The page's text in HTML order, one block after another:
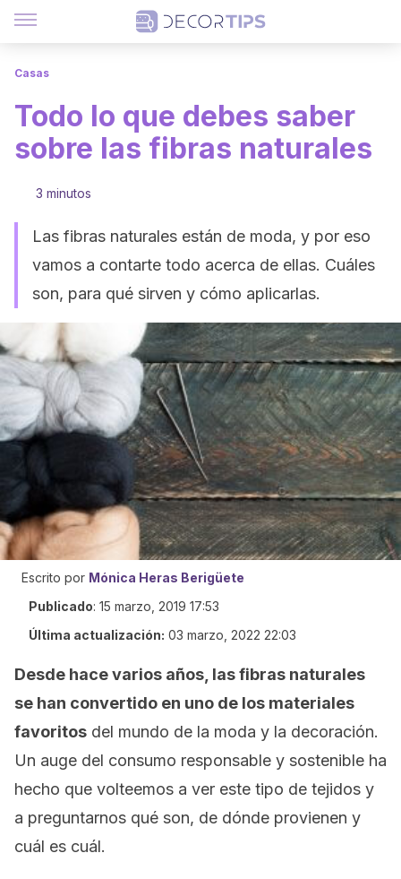
Casas
Todo lo que debes saber
sobre las fibras naturales
3 minutos
Las fibras naturales están de moda, y por eso
vamos a contarte todo acerca de ellas. Cuáles
son, para qué sirven y cómo aplicarlas.
Escrito por Mónica Heras Berigüete
Publicado: 15 marzo, 2019 17:53
Última actualización: 03 marzo, 2022 22:03
Desde hace varios años, las fibras naturales
se han convertido en uno de los materiales
favoritos del mundo de la moda y la decoración.
Un auge del consumo responsable y sostenible ha
hecho que volteemos a ver este tipo de tejidos y
a preguntarnos qué son, de dónde provienen y
cuál es cuál.